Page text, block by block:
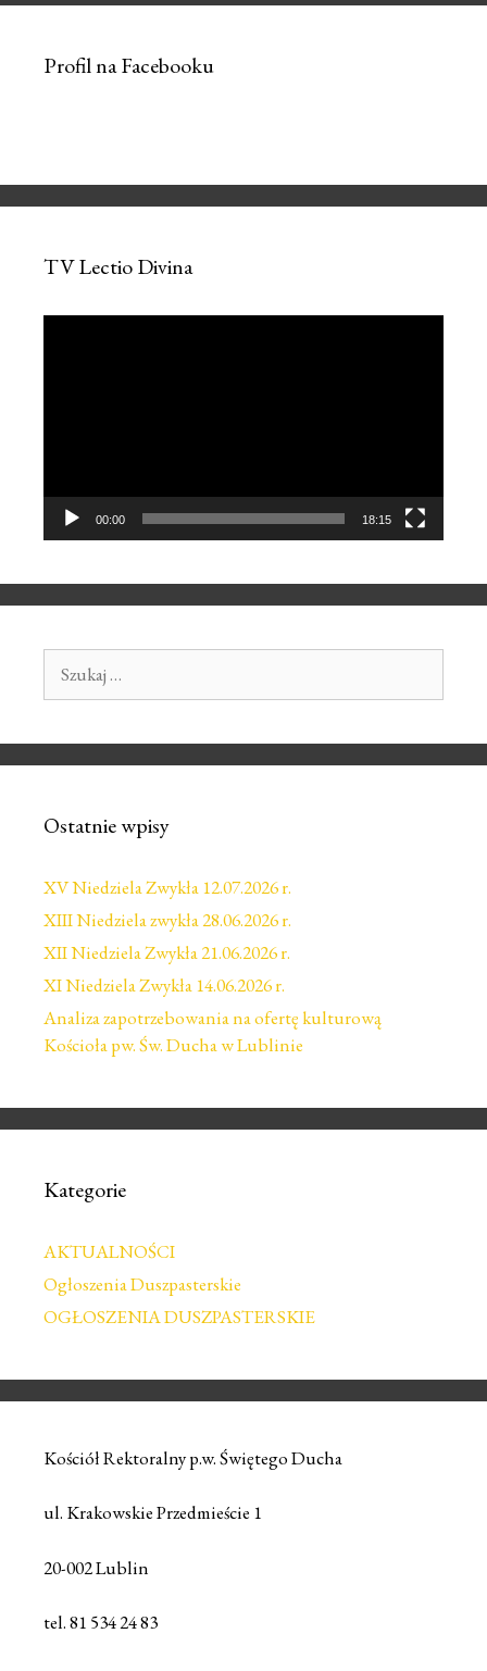
Profil na Facebooku
TV Lectio Divina
00:00 18:15
Ostatnie wpisy
XV Niedziela Zwykła 12.07.2026 r.
XIII Niedziela zwykła 28.06.2026 r.
XII Niedziela Zwykła 21.06.2026 r.
XI Niedziela Zwykła 14.06.2026 r.
Analiza zapotrzebowania na ofertę kulturową
Kościoła pw. Św. Ducha w Lublinie
Kategorie
AKTUALNOŚCI
Ogłoszenia Duszpasterskie
OGŁOSZENIA DUSZPASTERSKIE
Kościół Rektoralny p.w. Świętego Ducha
ul. Krakowskie Przedmieście 1
20-002 Lublin
tel. 81 534 24 83